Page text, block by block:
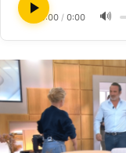
0:00 / 0:00 🔊